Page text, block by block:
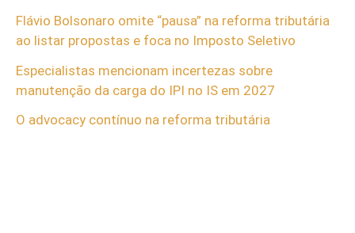
Flávio Bolsonaro omite “pausa” na reforma tributária
ao listar propostas e foca no Imposto Seletivo
Especialistas mencionam incertezas sobre
manutenção da carga do IPI no IS em 2027
O advocacy contínuo na reforma tributária